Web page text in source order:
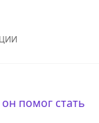
помог стать